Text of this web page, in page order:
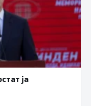
ја